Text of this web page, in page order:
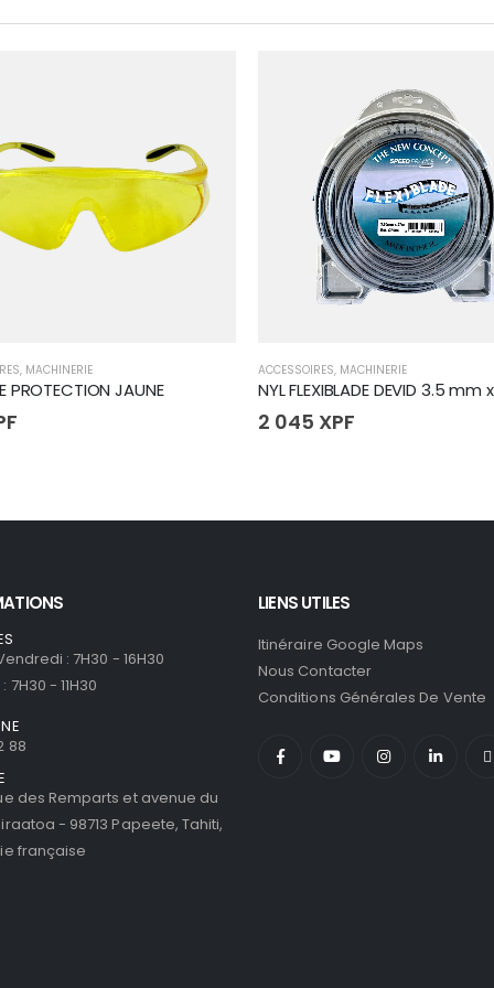
, MACHINERIE
PROTECTION JAUNE
ACCESSOIRES, MACHINERIE
NYL FLEXIBLADE DEVID 3.5 mm
2 045 XPF
: 7H30 - 16H30
7H30 - 11H30
88
des Remparts et avenue du
- 98713 Papeete, Tahiti,
française
LIENS UTILES
Itinéraire Google Maps
Nous Contacter
Conditions Générales De Vente